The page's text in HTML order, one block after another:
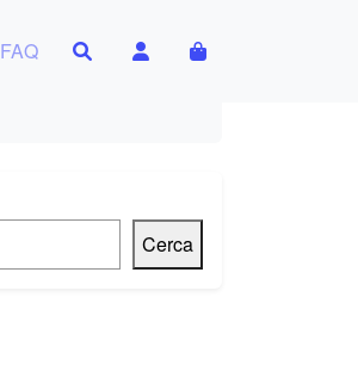
FAQ SearchAccountCart
Cerca